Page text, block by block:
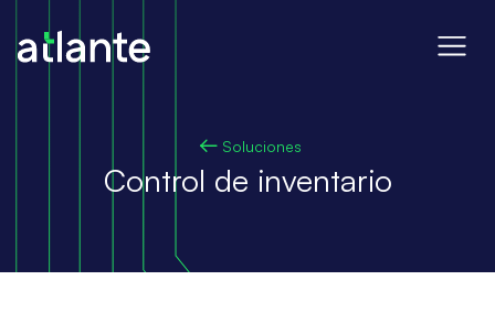
Soluciones
Control de inventario